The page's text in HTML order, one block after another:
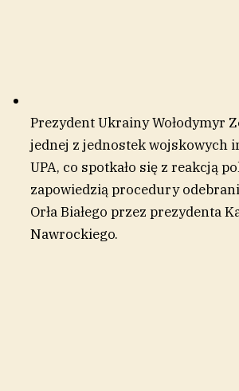
Prezydent Ukrainy Wołodymyr
jednej z jednostek wojskowych
UPA, co spotkało się z reakcją
zapowiedzią procedury
Orła Białego przez prezydenta
Nawrockiego.